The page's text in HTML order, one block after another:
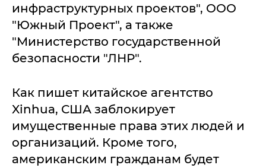
инфраструктурных проектов", ООО
"Южный Проект", а также
"Министерство государственной
безопасности "ЛНР".
Как пишет китайское агентство
Xinhua, США заблокирует
имущественные права этих людей и
организаций. Кроме того,
американским гражданам будет